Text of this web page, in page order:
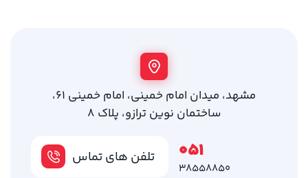
مشهد، میدان امام خمینی، امام خمینی 61،
ساختمان نوین ترازو، پلاک 8
تلفن های تماس 051
38558850